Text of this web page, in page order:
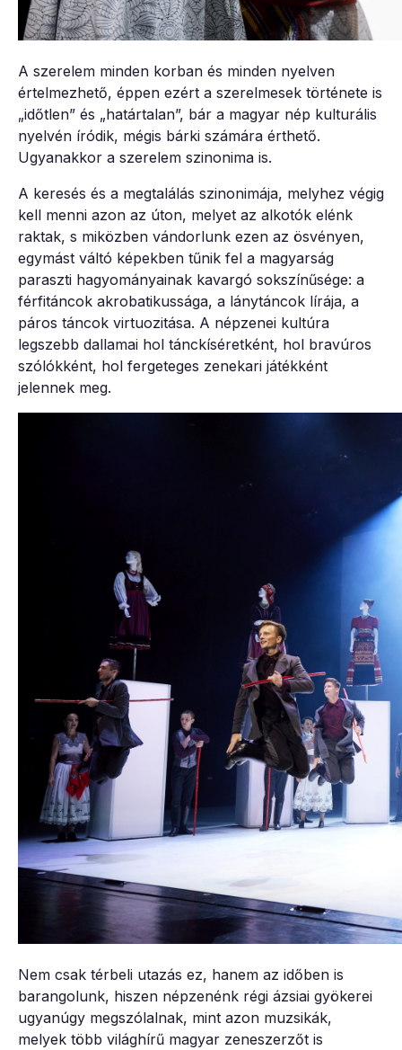
A szerelem minden korban és minden nyelven
értelmezhető, éppen ezért a szerelmesek története is
„időtlen” és „határtalan”, bár a magyar nép kulturális
nyelvén íródik, mégis bárki számára érthető.
Ugyanakkor a szerelem szinonima is.
A keresés és a megtalálás szinonimája, melyhez végig
kell menni azon az úton, melyet az alkotók elénk
raktak, s miközben vándorlunk ezen az ösvényen,
egymást váltó képekben tűnik fel a magyarság
paraszti hagyományainak kavargó sokszínűsége: a
férfitáncok akrobatikussága, a lánytáncok lírája, a
páros táncok virtuozitása. A népzenei kultúra
legszebb dallamai hol tánckíséretként, hol bravúros
szólókként, hol fergeteges zenekari játékként
jelennek meg.
Nem csak térbeli utazás ez, hanem az időben is
barangolunk, hiszen népzenénk régi ázsiai gyökerei
ugyanúgy megszólalnak, mint azon muzsikák,
melyek több világhírű magyar zeneszerzőt is